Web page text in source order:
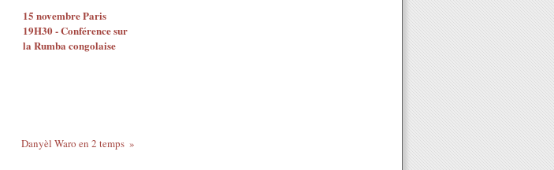
15 novembre Paris
19H30 - Conférence sur
la Rumba congolaise
Danyèl Waro en 2 temps